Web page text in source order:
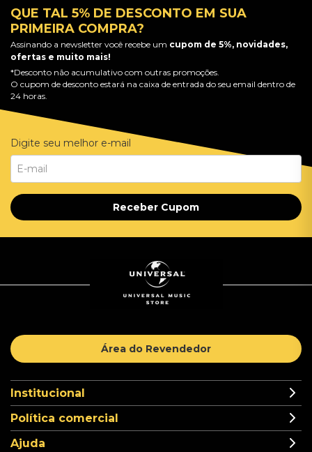
QUE TAL 5% DE DESCONTO EM SUA
PRIMEIRA COMPRA?
Assinando a newsletter você recebe um cupom de 5%, novidades,
ofertas e muito mais!
*Desconto não acumulativo com outras promoções.
O cupom de desconto estará na caixa de entrada do seu email dentro de
24 horas.
Digite seu melhor e-mail
Receber Cupom
Área do Revendedor
Institucional
Política comercial
Ajuda